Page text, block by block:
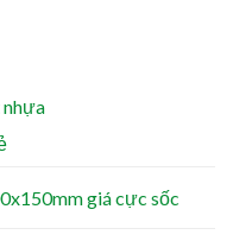
nhựa
giá cực sốc